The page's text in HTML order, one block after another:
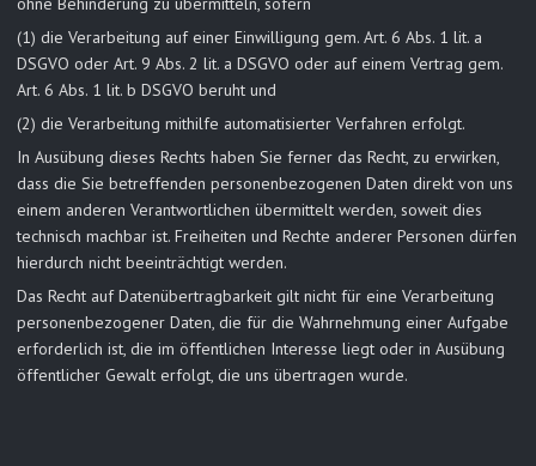
(1) die Verarbeitung auf einer Einwilligung gem. Art. 6 Abs. 1 lit. a
DSGVO oder Art. 9 Abs. 2 lit. a DSGVO oder auf einem Vertrag gem.
Art. 6 Abs. 1 lit. b DSGVO beruht und
(2) die Verarbeitung mithilfe automatisierter Verfahren erfolgt.
In Ausübung dieses Rechts haben Sie ferner das Recht, zu erwirken,
dass die Sie betreffenden personenbezogenen Daten direkt von uns
einem anderen Verantwortlichen übermittelt werden, soweit dies
technisch machbar ist. Freiheiten und Rechte anderer Personen dürfen
hierdurch nicht beeinträchtigt werden.
Das Recht auf Datenübertragbarkeit gilt nicht für eine Verarbeitung
personenbezogener Daten, die für die Wahrnehmung einer Aufgabe
erforderlich ist, die im öffentlichen Interesse liegt oder in Ausübung
öffentlicher Gewalt erfolgt, die uns übertragen wurde.